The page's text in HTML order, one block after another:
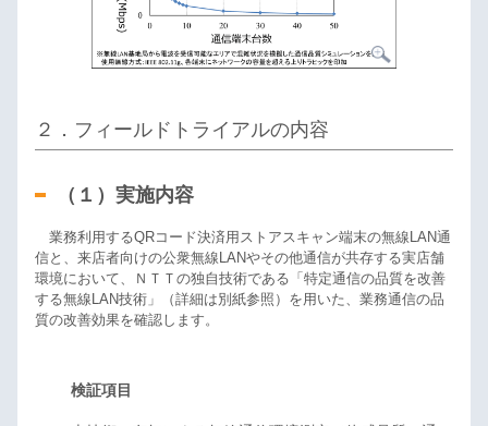
２．フィールドトライアルの内容
（１）実施内容
業務利用するQRコード決済用ストアスキャン端末の無線LAN通
信と、来店者向けの公衆無線LANやその他通信が共存する実店舗
環境において、ＮＴＴの独自技術である「特定通信の品質を改善
する無線LAN技術」（詳細は別紙参照）を用いた、業務通信の品
質の改善効果を確認します。
検証項目